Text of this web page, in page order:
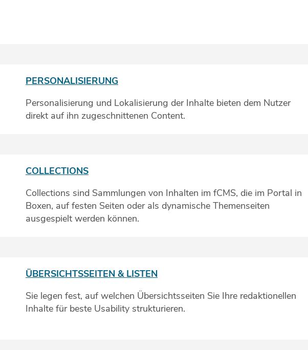
PERSONALISIERUNG
Personalisierung und Lokalisierung der Inhalte bieten dem Nutzer
direkt auf ihn zugeschnittenen Content.
COLLECTIONS
Collections sind Sammlungen von Inhalten im fCMS, die im Portal in
Boxen, auf festen Seiten oder als dynamische Themenseiten
ausgespielt werden können.
ÜBERSICHTSSEITEN & LISTEN
Sie legen fest, auf welchen Übersichtsseiten Sie Ihre redaktionellen
Inhalte für beste Usability strukturieren.